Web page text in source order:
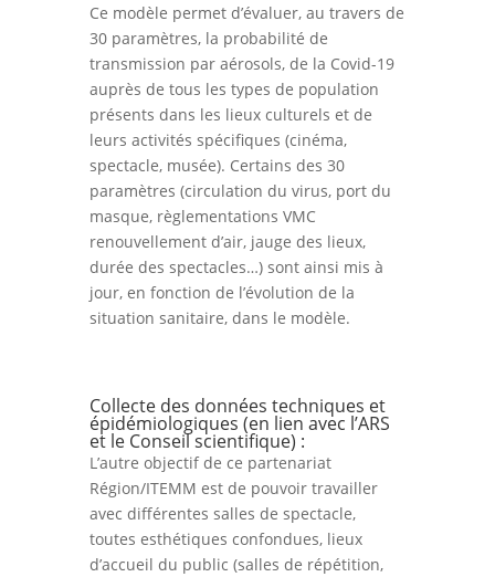
Ce modèle permet d’évaluer, au travers de
30 paramètres, la probabilité de
transmission par aérosols, de la Covid-19
auprès de tous les types de population
présents dans les lieux culturels et de
leurs activités spécifiques (cinéma,
spectacle, musée). Certains des 30
paramètres (circulation du virus, port du
masque, règlementations VMC
renouvellement d’air, jauge des lieux,
durée des spectacles…) sont ainsi mis à
jour, en fonction de l’évolution de la
situation sanitaire, dans le modèle.
Collecte des données techniques et
épidémiologiques (en lien avec l’ARS
et le Conseil scientifique) :
L’autre objectif de ce partenariat
Région/ITEMM est de pouvoir travailler
avec différentes salles de spectacle,
toutes esthétiques confondues, lieux
d’accueil du public (salles de répétition,